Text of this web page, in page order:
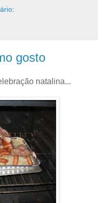
gosto
natalina...